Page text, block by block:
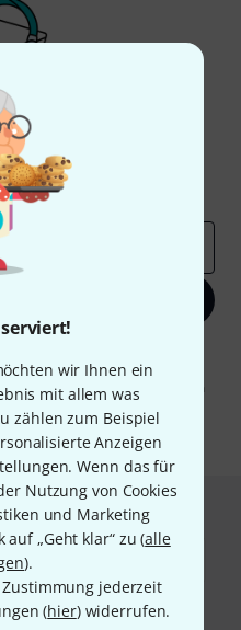
wir Ihnen ein
mit allem was
zählen zum Beispiel
Anzeigen
Wenn das für
Nutzung von Cookies
und Marketing
„Geht klar“ zu (alle
).
jederzeit
(hier) widerrufen.
und gewinne mit
über jeweils
Deals
Sie dem Erhalt von E-Mail-
Nutzungsverhaltens zu. Die
Informationen finden Sie in
.